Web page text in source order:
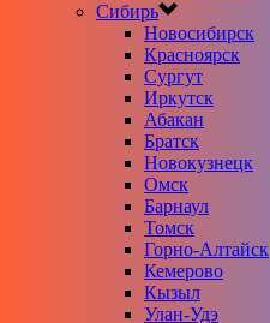
Сибирь
Новосибирск
Красноярск
Сургут
Иркутск
Абакан
Братск
Новокузнецк
Омск
Барнаул
Томск
Горно-Алтайск
Кемерово
Кызыл
Улан-Удэ